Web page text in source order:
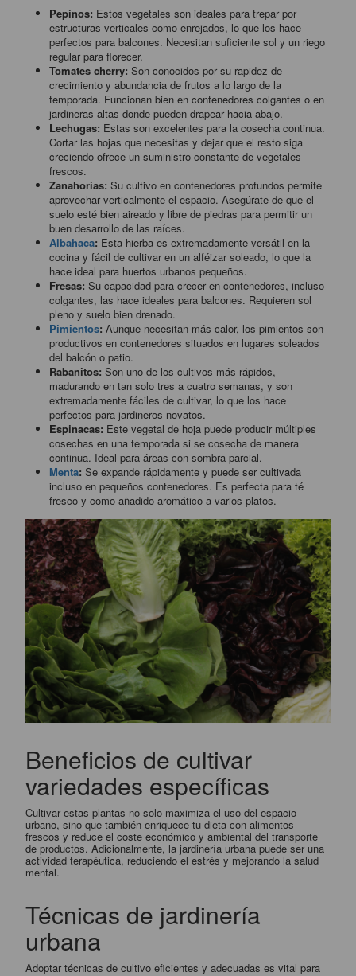
Pepinos: Estos vegetales son ideales para trepar por
estructuras verticales como enrejados, lo que los hace
perfectos para balcones. Necesitan suficiente sol y un riego
regular para florecer.
Tomates cherry: Son conocidos por su rapidez de
crecimiento y abundancia de frutos a lo largo de la
temporada. Funcionan bien en contenedores colgantes o en
jardineras altas donde pueden drapear hacia abajo.
Lechugas: Estas son excelentes para la cosecha continua.
Cortar las hojas que necesitas y dejar que el resto siga
creciendo ofrece un suministro constante de vegetales
frescos.
Zanahorias: Su cultivo en contenedores profundos permite
aprovechar verticalmente el espacio. Asegúrate de que el
suelo esté bien aireado y libre de piedras para permitir un
buen desarrollo de las raíces.
Albahaca: Esta hierba es extremadamente versátil en la
cocina y fácil de cultivar en un alféizar soleado, lo que la
hace ideal para huertos urbanos pequeños.
Fresas: Su capacidad para crecer en contenedores, incluso
colgantes, las hace ideales para balcones. Requieren sol
pleno y suelo bien drenado.
Pimientos: Aunque necesitan más calor, los pimientos son
productivos en contenedores situados en lugares soleados
del balcón o patio.
Rabanitos: Son uno de los cultivos más rápidos,
madurando en tan solo tres a cuatro semanas, y son
extremadamente fáciles de cultivar, lo que los hace
perfectos para jardineros novatos.
Espinacas: Este vegetal de hoja puede producir múltiples
cosechas en una temporada si se cosecha de manera
continua. Ideal para áreas con sombra parcial.
Menta: Se expande rápidamente y puede ser cultivada
incluso en pequeños contenedores. Es perfecta para té
fresco y como añadido aromático a varios platos.
Beneficios de cultivar
variedades específicas
Cultivar estas plantas no solo maximiza el uso del espacio
urbano, sino que también enriquece tu dieta con alimentos
frescos y reduce el coste económico y ambiental del transporte
de productos. Adicionalmente, la jardinería urbana puede ser una
actividad terapéutica, reduciendo el estrés y mejorando la salud
mental.
Técnicas de jardinería
urbana
Adoptar técnicas de cultivo eficientes y adecuadas es vital para